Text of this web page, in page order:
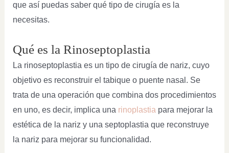
que así puedas saber qué tipo de cirugía es la
necesitas.
Qué es la Rinoseptoplastia
La rinoseptoplastia es un tipo de cirugía de nariz, cuyo
objetivo es reconstruir el tabique o puente nasal. Se
trata de una operación que combina dos procedimientos
en uno, es decir, implica una rinoplastia para mejorar la
estética de la nariz y una septoplastia que reconstruye
la nariz para mejorar su funcionalidad.